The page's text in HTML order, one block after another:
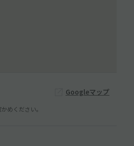
Googleマップ
めください。